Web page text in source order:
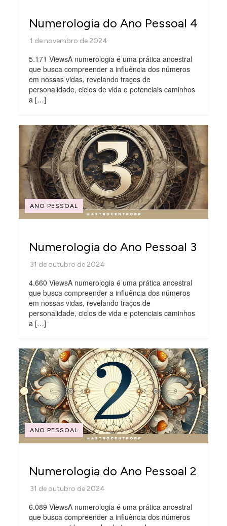
Numerologia do Ano Pessoal 4
5.171 ViewsA numerologia é uma prática ancestral
que busca compreender a influência dos números
em nossas vidas, revelando traços de
personalidade, ciclos de vida e potenciais caminhos
a […]
ANO PESSOAL
Numerologia do Ano Pessoal 3
4.660 ViewsA numerologia é uma prática ancestral
que busca compreender a influência dos números
em nossas vidas, revelando traços de
personalidade, ciclos de vida e potenciais caminhos
a […]
ANO PESSOAL
Numerologia do Ano Pessoal 2
6.089 ViewsA numerologia é uma prática ancestral
que busca compreender a influência dos números